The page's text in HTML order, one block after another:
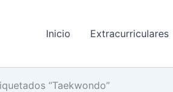
Inicio Extracurriculares
“Taekwondo”